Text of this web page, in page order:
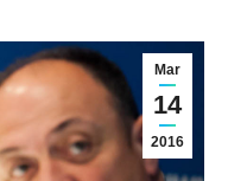
Mar
14
2016